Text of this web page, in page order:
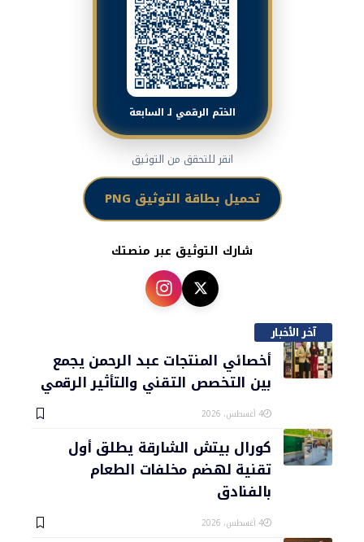
الختم الرقمي لـ السابعة
انقر للتحقق من التوثيق
تحميل بطاقة التوثيق PNG
شارك التوثيق عبر منصتك
آخر الأخبار
أخصائي المنتجات عبد الرحمن يجمع
بين التخصص التقني والتأثير الرقمي
4 أغسطس، 2026
كورال بيتش الشارقة يطلق أول
تقنية لهضم مخلفات الطعام
بالفنادق
4 أغسطس، 2026